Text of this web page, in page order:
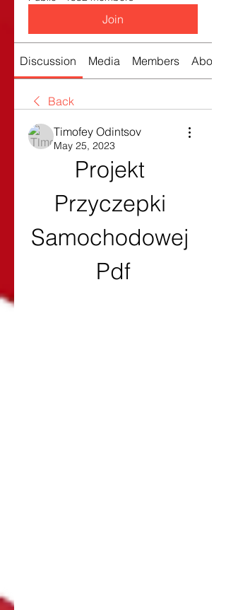
Join
Discussion Media Members About
Back
Timofey Odintsov
May 25, 2023
Projekt
Przyczepki
Samochodowej
Pdf